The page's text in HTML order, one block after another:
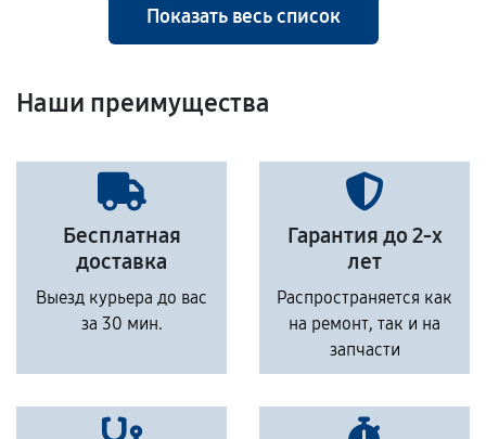
Показать весь список
Наши преимущества
Бесплатная
доставка
Выезд курьера до вас
за 30 мин.
Гарантия до 2-х
лет
Распространяется как
на ремонт, так и на
запчасти